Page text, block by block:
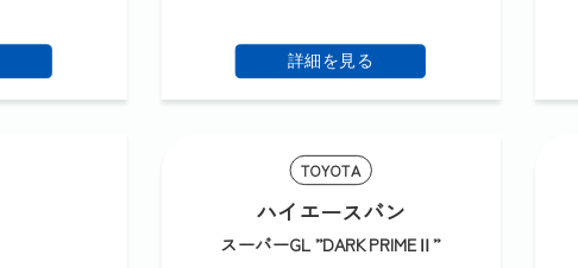
詳細を見る
TOYOTA
ハイエースバン
スーパーGL ”DARK PRIMEⅡ”